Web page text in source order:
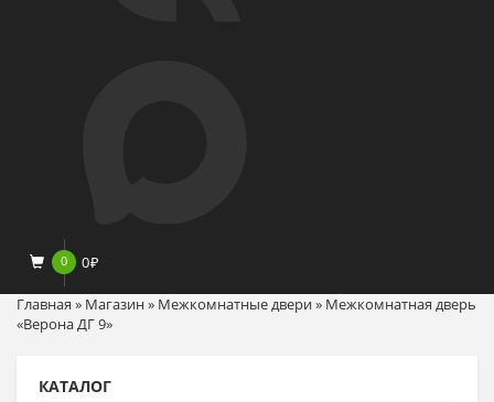
0 0₽
Главная » Магазин» Межкомнатные двери» Межкомнатная дверь
«Верона ДГ 9»
КАТАЛОГ